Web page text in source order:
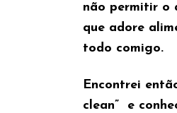
não permitir o
que adore
todo comigo.
Encontrei
clean” e